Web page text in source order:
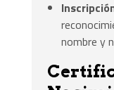
nombre y